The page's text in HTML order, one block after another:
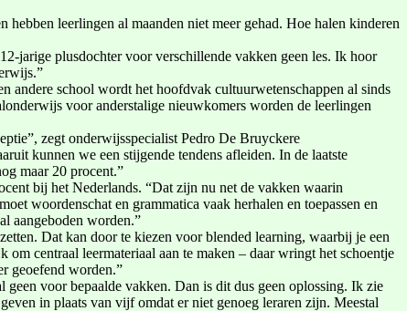
leerlingen al maanden niet meer gehad. Hoe halen kinderen
jarige plusdochter voor verschillende vakken geen les. Ik hoor
andere school wordt het hoofdvak cultuurwetenschappen al sinds
voor anderstalige nieuwkomers worden de leerlingen
zegt onderwijsspecialist Pedro De Bruyckere
kunnen we een stijgende tendens afleiden. In de laatste
maar 20 procent.”
bij het Nederlands. “Dat zijn nu net de vakken waarin
woordenschat en grammatica vaak herhalen en toepassen en
aangeboden worden.”
Dat kan door te kiezen voor blended learning, waarbij je een
centraal leermateriaal aan te maken – daar wringt het schoentje
geoefend worden.”
voor bepaalde vakken. Dan is dit dus geen oplossing. Ik zie
in plaats van vijf omdat er niet genoeg leraren zijn. Meestal